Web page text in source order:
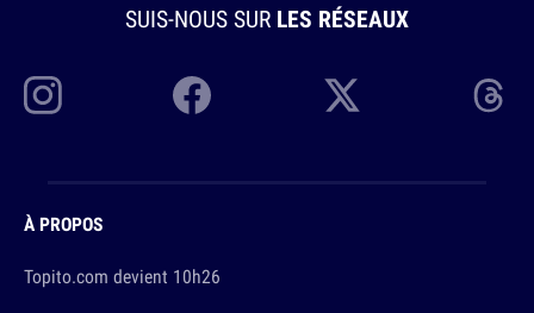
SUIS-NOUS SUR LES RÉSEAUX
À PROPOS
Topito.com devient 10h26